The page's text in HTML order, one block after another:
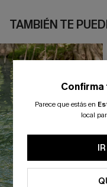
TAMBIÉN TE
Confirma
Parece que estás en
local